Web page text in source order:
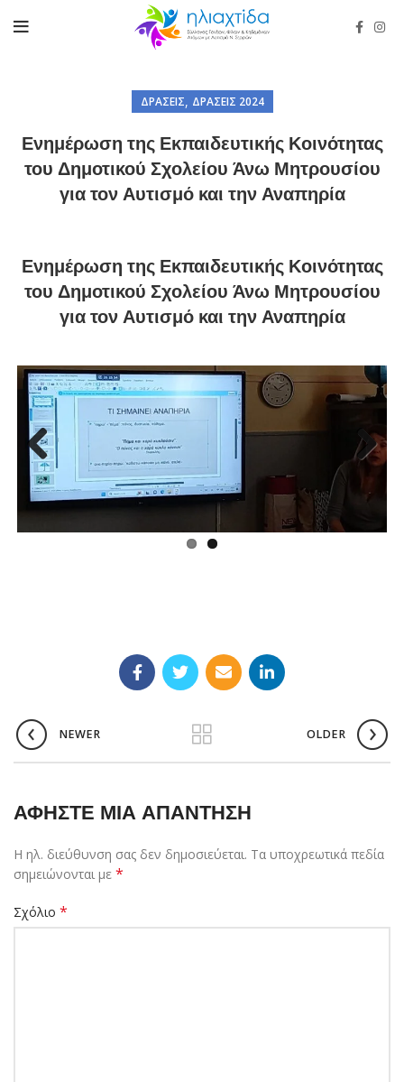
ΔΡΆΣΕΙΣ, ΔΡΆΣΕΙΣ 2024
Ενημέρωση της Εκπαιδευτικής Κοινότητας
του Δημοτικού Σχολείου Άνω Μητρουσίου
για τον Αυτισμό και την Αναπηρία
Ενημέρωση της Εκπαιδευτικής Κοινότητας
του Δημοτικού Σχολείου Άνω Μητρουσίου
για τον Αυτισμό και την Αναπηρία
Previous
NEWER OLDER
ΑΦΉΣΤΕ ΜΙΑ ΑΠΆΝΤΗΣΗ
Η ηλ. διεύθυνση σας δεν δημοσιεύεται. Τα υποχρεωτικά πεδία
σημειώνονται με *
Σχόλιο *